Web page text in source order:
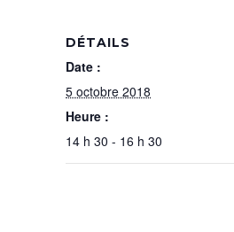
DÉTAILS
Date :
5 octobre 2018
Heure :
14 h 30 - 16 h 30